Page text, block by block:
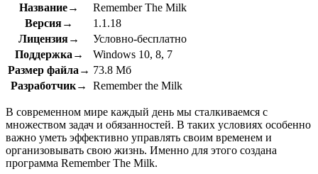
Название→
Remember The Milk
Версия→
1.1.18
Лицензия→
Условно-бесплатно
Поддержка→
Windows 10, 8, 7
Размер файла→ 73.8 Мб
Разработчик→
Remember the Milk
В современном мире каждый день мы сталкиваемся с
множеством задач и обязанностей. В таких условиях особенно
важно уметь эффективно управлять своим временем и
организовывать свою жизнь. Именно для этого создана
программа Remember The Milk.